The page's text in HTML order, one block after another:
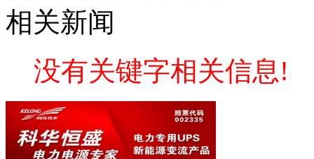
相关新闻
没有关键字相关信息!